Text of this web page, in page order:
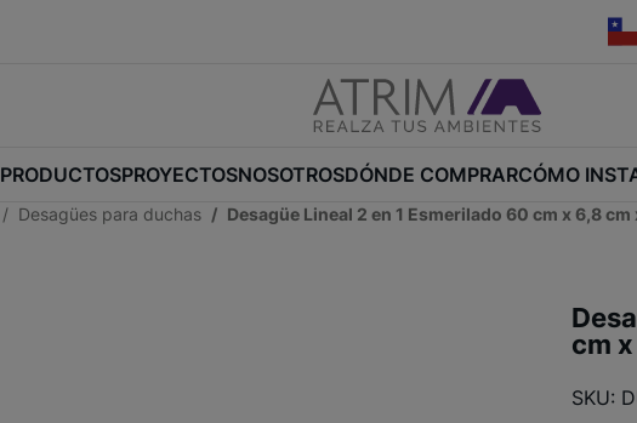
PRODUCTOSPROYECTOSNOSOTROSDÓNDE COMPRARCÓMO
Desagües para duchas Desagüe Lineal 2 en 1 Esmerilado 60 cm x 6,8 cm
cm
SKU: